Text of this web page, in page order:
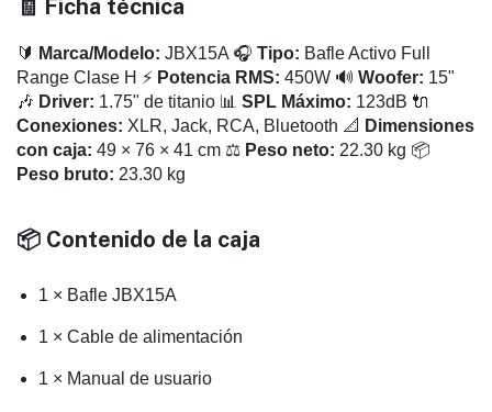
🧾 Ficha técnica
🔰 Marca/Modelo: JBX15A 🎧 Tipo: Bafle Activo Full
Range Clase H ⚡ Potencia RMS: 450W 🔊 Woofer: 15"
🎶 Driver: 1.75" de titanio 📊 SPL Máximo: 123dB 🔌
Conexiones: XLR, Jack, RCA, Bluetooth 📐 Dimensiones
con caja: 49 × 76 × 41 cm ⚖️ Peso neto: 22.30 kg 📦
Peso bruto: 23.30 kg
📦 Contenido de la caja
1 × Bafle JBX15A
1 × Cable de alimentación
1 × Manual de usuario